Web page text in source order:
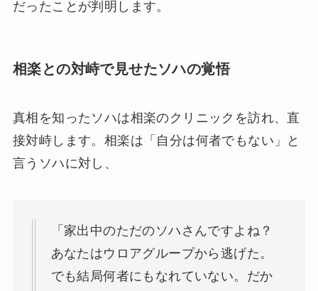
だったことが判明します。
相楽との対峙で見せたソハの覚悟
真相を知ったソハは相楽のクリニックを訪れ、直
接対峙します。相楽は「自分は何者でもない」と
言うソハに対し、
「家出中のただのソハさんですよね？
あなたはウロアグループから逃げた。
でも結局何者にもなれていない。だか